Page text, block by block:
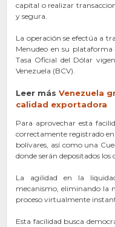
capital o realizar
y segura.
La operación se efectúa a
Menudeo en su
Tasa Oficial del Dólar
Venezuela (BCV).
Leer más Venezuela gr
calidad exportadora
Para aprovechar esta
correctamente registrado
bolívares, así como una
donde serán depositados los
La agilidad en la
mecanismo, eliminando la
proceso virtualmente
Esta facilidad busca